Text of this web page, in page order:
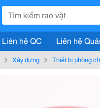
Liên hệ QC Liên hệ
Xây dựng Thiết bị phòng